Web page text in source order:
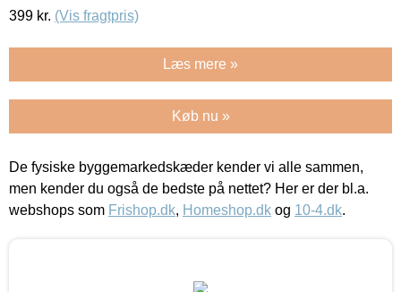
399 kr. (Vis fragtpris)
Læs mere »
Køb nu »
De fysiske byggemarkedskæder kender vi alle sammen,
men kender du også de bedste på nettet? Her er der bl.a.
webshops som Frishop.dk, Homeshop.dk og 10-4.dk.